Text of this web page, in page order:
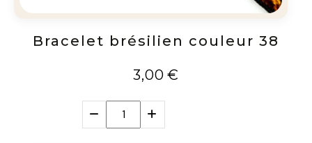
Bracelet brésilien couleur 38
3,00 €